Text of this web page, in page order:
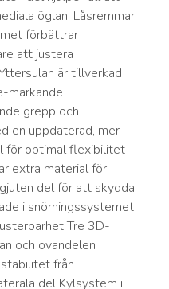
öglan. Låsremmar
förbättrar
att justera
är tillverkad
märkande
grepp och
en uppdaterad, mer
för optimal flexibilitet
extra material för
del för att skydda
i snörningssystemet
Tre 3D-
och ovandelen
från
del Kylsystem i